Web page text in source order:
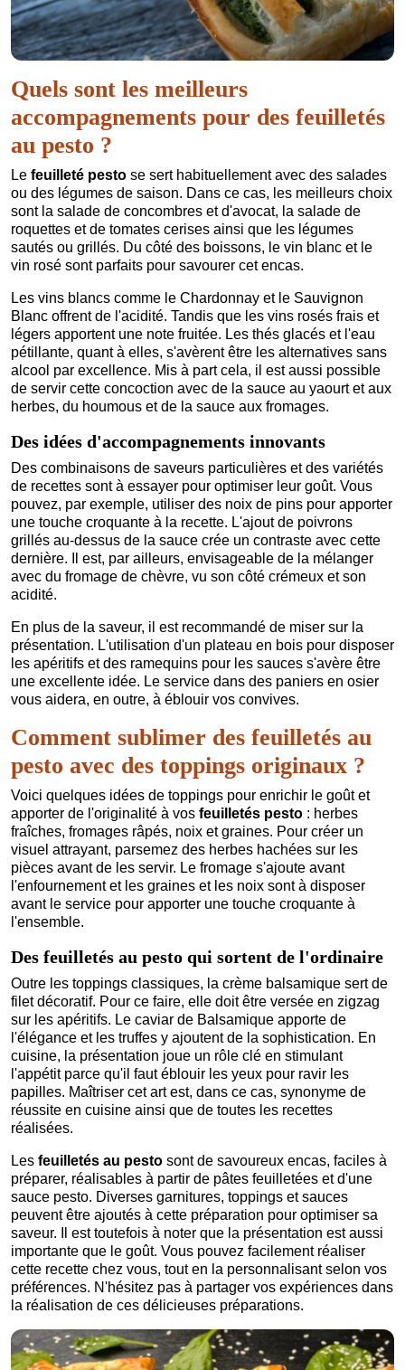
Quels sont les meilleurs
accompagnements pour des feuilletés
au pesto ?
Le feuilleté pesto se sert habituellement avec des salades
ou des légumes de saison. Dans ce cas, les meilleurs choix
sont la salade de concombres et d'avocat, la salade de
roquettes et de tomates cerises ainsi que les légumes
sautés ou grillés. Du côté des boissons, le vin blanc et le
vin rosé sont parfaits pour savourer cet encas.
Les vins blancs comme le Chardonnay et le Sauvignon
Blanc offrent de l'acidité. Tandis que les vins rosés frais et
légers apportent une note fruitée. Les thés glacés et l'eau
pétillante, quant à elles, s'avèrent être les alternatives sans
alcool par excellence. Mis à part cela, il est aussi possible
de servir cette concoction avec de la sauce au yaourt et aux
herbes, du houmous et de la sauce aux fromages.
Des idées d'accompagnements innovants
Des combinaisons de saveurs particulières et des variétés
de recettes sont à essayer pour optimiser leur goût. Vous
pouvez, par exemple, utiliser des noix de pins pour apporter
une touche croquante à la recette. L'ajout de poivrons
grillés au-dessus de la sauce crée un contraste avec cette
dernière. Il est, par ailleurs, envisageable de la mélanger
avec du fromage de chèvre, vu son côté crémeux et son
acidité.
En plus de la saveur, il est recommandé de miser sur la
présentation. L'utilisation d'un plateau en bois pour disposer
les apéritifs et des ramequins pour les sauces s'avère être
une excellente idée. Le service dans des paniers en osier
vous aidera, en outre, à éblouir vos convives.
Comment sublimer des feuilletés au
pesto avec des toppings originaux ?
Voici quelques idées de toppings pour enrichir le goût et
apporter de l'originalité à vos feuilletés pesto : herbes
fraîches, fromages râpés, noix et graines. Pour créer un
visuel attrayant, parsemez des herbes hachées sur les
pièces avant de les servir. Le fromage s'ajoute avant
l'enfournement et les graines et les noix sont à disposer
avant le service pour apporter une touche croquante à
l'ensemble.
Des feuilletés au pesto qui sortent de l'ordinaire
Outre les toppings classiques, la crème balsamique sert de
filet décoratif. Pour ce faire, elle doit être versée en zigzag
sur les apéritifs. Le caviar de Balsamique apporte de
l'élégance et les truffes y ajoutent de la sophistication. En
cuisine, la présentation joue un rôle clé en stimulant
l'appétit parce qu'il faut éblouir les yeux pour ravir les
papilles. Maîtriser cet art est, dans ce cas, synonyme de
réussite en cuisine ainsi que de toutes les recettes
réalisées.
Les feuilletés au pesto sont de savoureux encas, faciles à
préparer, réalisables à partir de pâtes feuilletées et d'une
sauce pesto. Diverses garnitures, toppings et sauces
peuvent être ajoutés à cette préparation pour optimiser sa
saveur. Il est toutefois à noter que la présentation est aussi
importante que le goût. Vous pouvez facilement réaliser
cette recette chez vous, tout en la personnalisant selon vos
préférences. N'hésitez pas à partager vos expériences dans
la réalisation de ces délicieuses préparations.